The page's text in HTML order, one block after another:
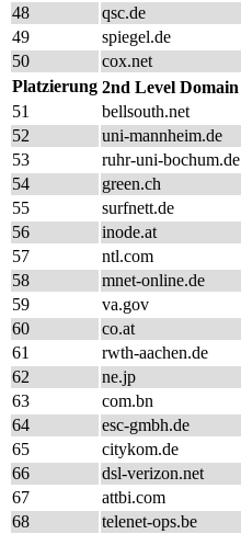
48
qsc.de
49
spiegel.de
50
cox.net
Platzierung 2nd Level Domain
51
bellsouth.net
52
uni-mannheim.de
53
ruhr-uni-bochum.de
54
green.ch
55
surfnett.de
56
inode.at
57
ntl.com
58
mnet-online.de
59
va.gov
60
co.at
61
rwth-aachen.de
62
ne.jp
63
com.bn
64
esc-gmbh.de
65
citykom.de
66
dsl-verizon.net
67
attbi.com
68
telenet-ops.be